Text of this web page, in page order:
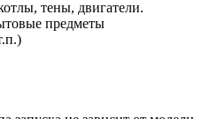
тены, двигатели.
предметы